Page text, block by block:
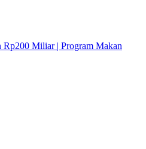
Miliar | Program Makan